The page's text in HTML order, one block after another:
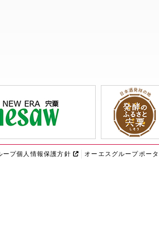
ープ個人情報保護方針 オーエスグループポー